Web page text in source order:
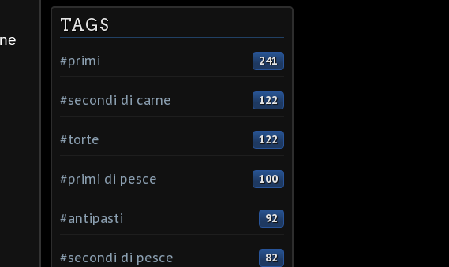
TAGS
#primi 241
#secondi di carne 122
#torte 122
#primi di pesce 100
#antipasti 92
#secondi di pesce 82